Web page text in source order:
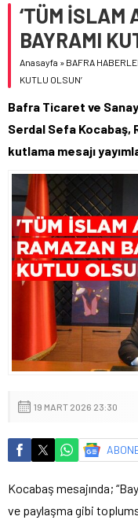
‘TÜM İSLAM
BAYRAMI
Anasayfa » BAFRA
KUTLU OLSUN’
Bafra Ticaret ve
Serdal Sefa Kocabaş,
kutlama mesajı
19 MART 2026 23:30
Kocabaş mesajında;
ve paylaşma gibi